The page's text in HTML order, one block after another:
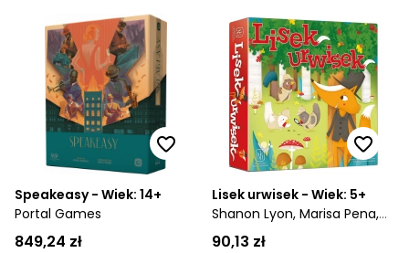
Popularne
Cena rosnąco
Cena malejąco
Od najnowszych
Od najstarszych
Speakeasy - Wiek: 14+
Portal Games
849,24 zł
Lisek urwisek - Wiek: 5+
Shanon Lyon, Marisa Pena,
Melanie Grandgirard
90,13 zł